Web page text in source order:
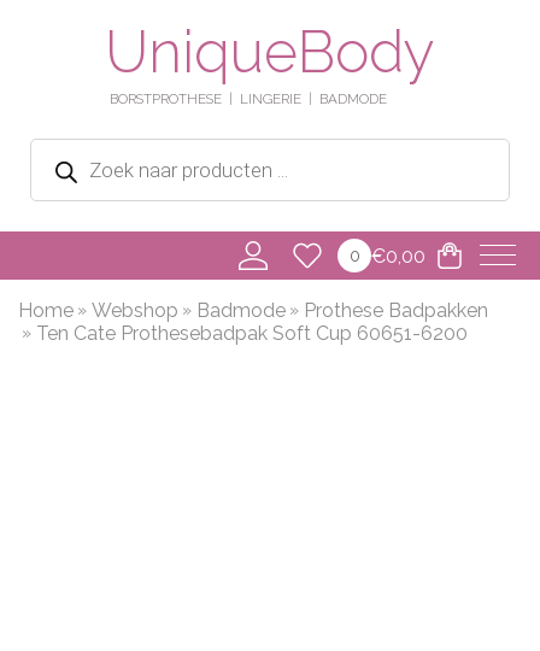
UniqueBody
BORSTPROTHESE LINGERIE BADMODE
Producten
zoeken
0 €0,00
Home Webshop Badmode
Prothese Badpakken
Ten Cate Prothesebadpak Soft Cup 60651-6200